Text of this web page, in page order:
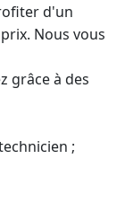
d'un
Nous vous
grâce à des
;